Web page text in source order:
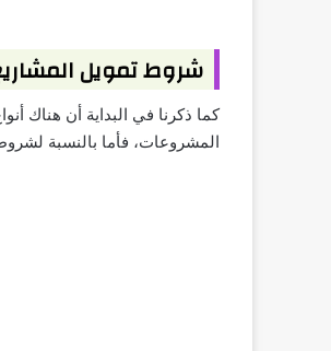
شروط تمويل
كما ذكرنا في البداية أن هناك
المشروعات، فأما بالنسبة